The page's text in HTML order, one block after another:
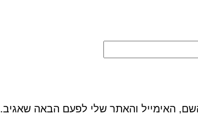
האימייל והאתר שלי לפעם הבאה שאגיב.